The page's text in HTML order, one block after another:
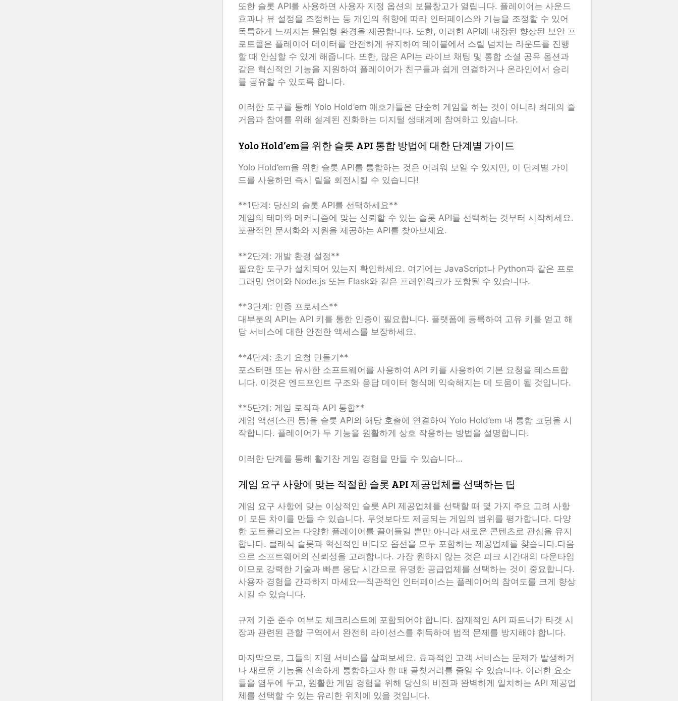
또한 슬롯 API를 사용하면 사용자 지정 옵션의 보물창고가 열립니다. 플레이어는 사운드
효과나 뷰 설정을 조정하는 등 개인의 취향에 따라 인터페이스와 기능을 조정할 수 있어
독특하게 느껴지는 몰입형 환경을 제공합니다. 또한, 이러한 API에 내장된 향상된 보안 프
로토콜은 플레이어 데이터를 안전하게 유지하여 테이블에서 스릴 넘치는 라운드를 진행
할 때 안심할 수 있게 해줍니다. 또한, 많은 API는 라이브 채팅 및 통합 소셜 공유 옵션과
같은 혁신적인 기능을 지원하여 플레이어가 친구들과 쉽게 연결하거나 온라인에서 승리
를 공유할 수 있도록 합니다.
이러한 도구를 통해 Yolo Hold’em 애호가들은 단순히 게임을 하는 것이 아니라 최대의 즐
거움과 참여를 위해 설계된 진화하는 디지털 생태계에 참여하고 있습니다.
Yolo Hold’em을 위한 슬롯 API 통합 방법에 대한 단계별 가이드
Yolo Hold’em을 위한 슬롯 API를 통합하는 것은 어려워 보일 수 있지만, 이 단계별 가이
드를 사용하면 즉시 릴을 회전시킬 수 있습니다!
**1단계: 당신의 슬롯 API를 선택하세요**
게임의 테마와 메커니즘에 맞는 신뢰할 수 있는 슬롯 API를 선택하는 것부터 시작하세요.
포괄적인 문서화와 지원을 제공하는 API를 찾아보세요.
**2단계: 개발 환경 설정**
필요한 도구가 설치되어 있는지 확인하세요. 여기에는 JavaScript나 Python과 같은 프로
그래밍 언어와 Node.js 또는 Flask와 같은 프레임워크가 포함될 수 있습니다.
**3단계: 인증 프로세스**
대부분의 API는 API 키를 통한 인증이 필요합니다. 플랫폼에 등록하여 고유 키를 얻고 해
당 서비스에 대한 안전한 액세스를 보장하세요.
**4단계: 초기 요청 만들기**
포스터맨 또는 유사한 소프트웨어를 사용하여 API 키를 사용하여 기본 요청을 테스트합
니다. 이것은 엔드포인트 구조와 응답 데이터 형식에 익숙해지는 데 도움이 될 것입니다.
**5단계: 게임 로직과 API 통합**
게임 액션(스핀 등)을 슬롯 API의 해당 호출에 연결하여 Yolo Hold’em 내 통합 코딩을 시
작합니다. 플레이어가 두 기능을 원활하게 상호 작용하는 방법을 설명합니다.
이러한 단계를 통해 활기찬 게임 경험을 만들 수 있습니다…
게임 요구 사항에 맞는 적절한 슬롯 API 제공업체를 선택하는 팁
게임 요구 사항에 맞는 이상적인 슬롯 API 제공업체를 선택할 때 몇 가지 주요 고려 사항
이 모든 차이를 만들 수 있습니다. 무엇보다도 제공되는 게임의 범위를 평가합니다. 다양
한 포트폴리오는 다양한 플레이어를 끌어들일 뿐만 아니라 새로운 콘텐츠로 관심을 유지
합니다. 클래식 슬롯과 혁신적인 비디오 옵션을 모두 포함하는 제공업체를 찾습니다.다음
으로 소프트웨어의 신뢰성을 고려합니다. 가장 원하지 않는 것은 피크 시간대의 다운타임
이므로 강력한 기술과 빠른 응답 시간으로 유명한 공급업체를 선택하는 것이 중요합니다.
사용자 경험을 간과하지 마세요—직관적인 인터페이스는 플레이어의 참여도를 크게 향상
시킬 수 있습니다.
규제 기준 준수 여부도 체크리스트에 포함되어야 합니다. 잠재적인 API 파트너가 타겟 시
장과 관련된 관할 구역에서 완전히 라이선스를 취득하여 법적 문제를 방지해야 합니다.
마지막으로, 그들의 지원 서비스를 살펴보세요. 효과적인 고객 서비스는 문제가 발생하거
나 새로운 기능을 신속하게 통합하고자 할 때 골칫거리를 줄일 수 있습니다. 이러한 요소
들을 염두에 두고, 원활한 게임 경험을 위해 당신의 비전과 완벽하게 일치하는 API 제공업
체를 선택할 수 있는 유리한 위치에 있을 것입니다.